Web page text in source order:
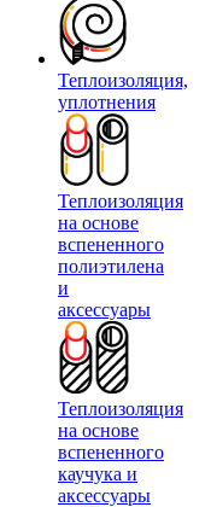
Теплоизоляция,
уплотнения
Теплоизоляция
на основе
вспененного
полиэтилена
и
аксессуары
Теплоизоляция
на основе
вспененного
каучука и
аксессуары